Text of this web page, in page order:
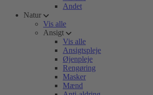
Andet
Natur
Vis alle
Ansigt
Vis alle
Ansigtspleje
Øjenpleje
Rengøring
Masker
Mænd